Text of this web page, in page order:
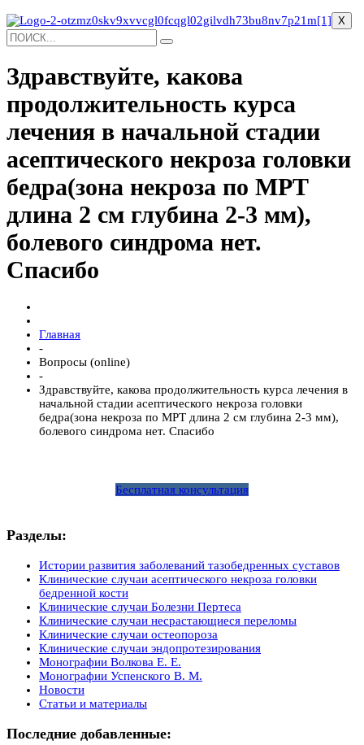
X
Здравствуйте, какова
продолжительность курса
лечения в начальной стадии
асептического некроза головки
бедра(зона некроза по МРТ
длина 2 см глубина 2-3 мм),
болевого синдрома нет.
Спасибо
Главная
-
Вопросы (online)
-
Здравствуйте, какова продолжительность курса лечения в
начальной стадии асептического некроза головки
бедра(зона некроза по МРТ длина 2 см глубина 2-3 мм),
болевого синдрома нет. Спасибо
Бесплатная консультация
Разделы:
Истории развития заболеваний тазобедренных суставов
Клинические случаи асептического некроза головки
бедренной кости
Клинические случаи Болезни Пертеса
Клинические случаи несрастающиеся переломы
Клинические случаи остеопороза
Клинические случаи эндопротезирования
Монографии Волкова Е. Е.
Монографии Успенского В. М.
Новости
Статьи и материалы
Последние добавленные: